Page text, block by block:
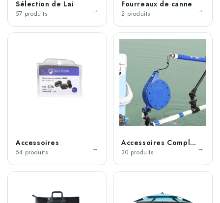
Sélection de Lai
57 produits →
Fourreaux de canne
2 produits →
Accessoires
54 produits →
Accessoires Complémentaires
30 produits →